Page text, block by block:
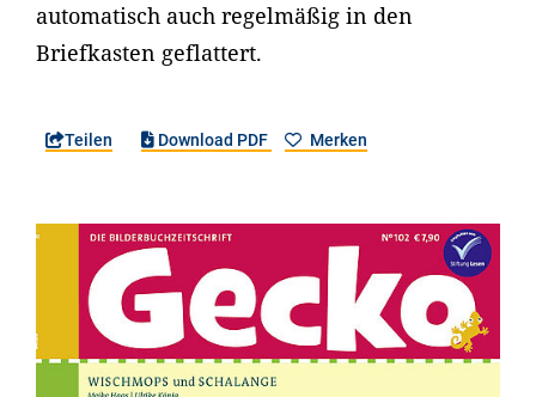
automatisch auch regelmäßig in den
Briefkasten geflattert.
Teilen Download PDF Merken